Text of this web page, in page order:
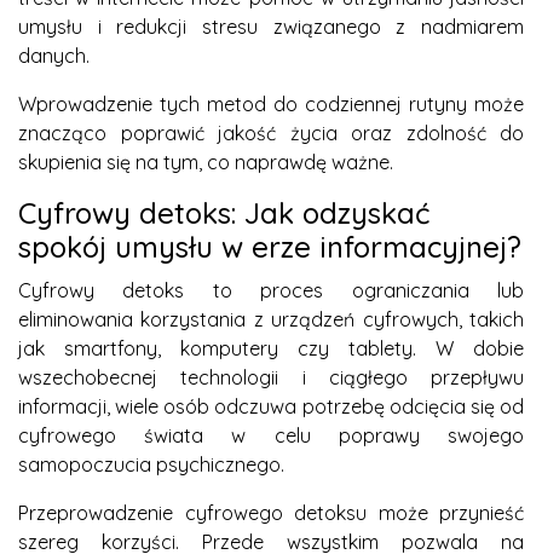
umysłu i redukcji stresu związanego z nadmiarem
danych.
Wprowadzenie tych metod do codziennej rutyny może
znacząco poprawić jakość życia oraz zdolność do
skupienia się na tym, co naprawdę ważne.
Cyfrowy detoks: Jak odzyskać
spokój umysłu w erze informacyjnej?
Cyfrowy detoks to proces ograniczania lub
eliminowania korzystania z urządzeń cyfrowych, takich
jak smartfony, komputery czy tablety. W dobie
wszechobecnej technologii i ciągłego przepływu
informacji, wiele osób odczuwa potrzebę odcięcia się od
cyfrowego świata w celu poprawy swojego
samopoczucia psychicznego.
Przeprowadzenie cyfrowego detoksu może przynieść
szereg korzyści. Przede wszystkim pozwala na